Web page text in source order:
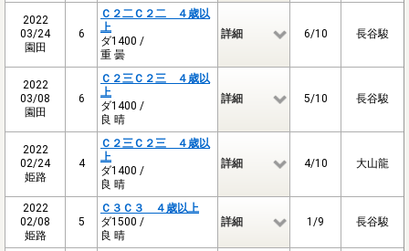
2022
03/24
園田
6
Ｃ２二Ｃ２二 ４歳以
上
ダ1400 /
重 曇
詳細 6/10 長谷駿
2022
03/08
園田
6
Ｃ２三Ｃ２三 ４歳以
上
ダ1400 /
良 晴
詳細 5/10 長谷駿
2022
02/24
姫路
4
Ｃ２三Ｃ２三 ４歳以
上
ダ1400 /
良 晴
詳細 4/10 大山龍
2022
02/08
姫路
5
Ｃ３Ｃ３ ４歳以上
ダ1500 /
良 晴
詳細 1/9 長谷駿